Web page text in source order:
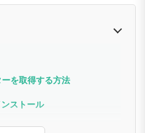
を取得する方法
ストール